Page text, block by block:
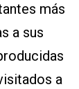
más
a sus
a